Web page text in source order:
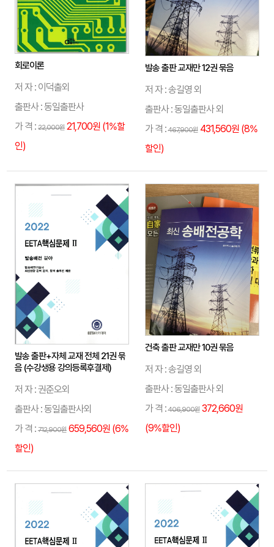
회로이론
저 자 : 이덕출외
출판사 : 동일출판사
가 격 : 22,000원 21,700원 (1%할
인)
발송 출판 교재만 12권 묶음
저 자 : 송길영 외
출판사 : 동일출판사 외
가 격 :467,900원 431,560원 (8%
할인)
발송 출판+자체 교재 전체 21권 묶
음 (수강생용 강의등록후결제)
저 자 : 권준오외
출판사 : 동일출판사외
가 격 : 712,900원 659,560원 (6%
할인)
건축 출판 교재만 10권 묶음
저 자 : 송길영 외
출판사 : 동일출판사 외
가 격 :406,900원 372,660원
(9%할인)